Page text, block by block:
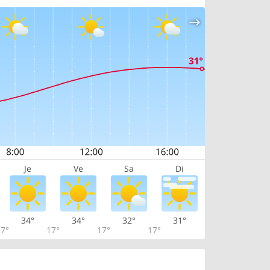
Je Ve Sa Di
34°
17°
34°
17°
32°
17°
31°